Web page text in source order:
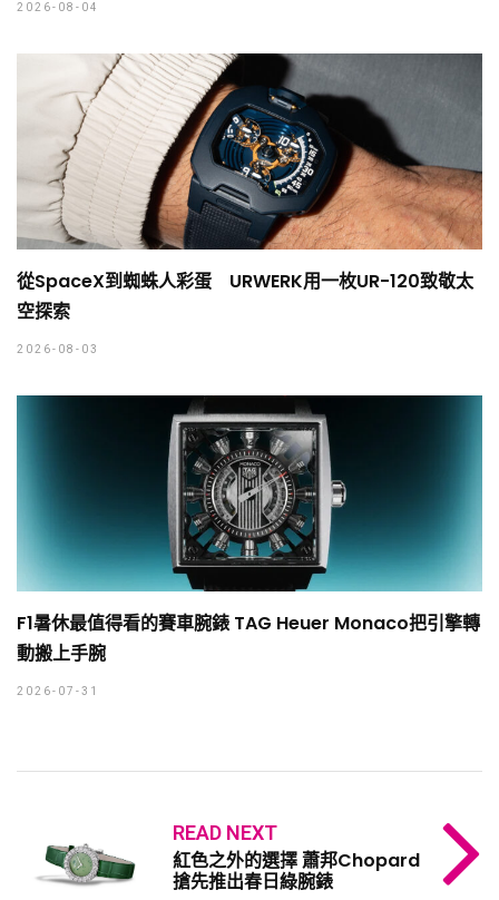
2026-08-04
從SpaceX到蜘蛛人彩蛋 URWERK用一枚UR-120致敬太
空探索
2026-08-03
F1暑休最值得看的賽車腕錶 TAG Heuer Monaco把引擎轉
動搬上手腕
2026-07-31
READ NEXT
紅色之外的選擇 蕭邦Chopard
搶先推出春日綠腕錶